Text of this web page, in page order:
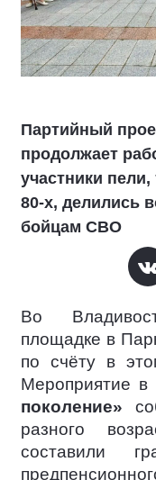
Партийный
продолжает
участники
80-х, делились
бойцам СВО
Во
площадке в
по счёту в
Мероприятие в
поколение»
разного
составили